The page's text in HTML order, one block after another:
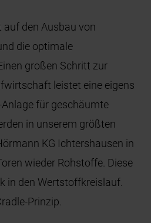
auf den Ausbau von
die optimale
großen Schritt zur
leistet eine eigens
für geschäumte
in unserem größten
KG Ichtershausen in
wieder Rohstoffe. Diese
in den Wertstoffkreislauf.
Prinzip.